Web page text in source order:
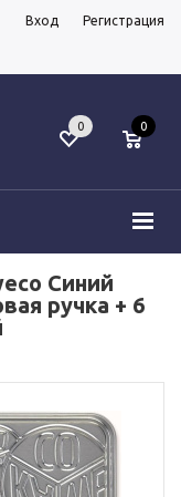
Вход Регистрация
0 0
Синий
ручка + 6